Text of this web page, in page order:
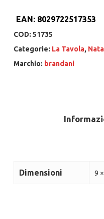
EAN: 8029722517353
COD: 51735
Categorie: La Tavola,
Marchio: brandani
Dimensioni 9